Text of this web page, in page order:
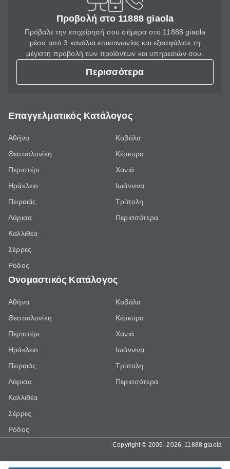
Προβολή στο 11888 giaola
Πρόβαλε την επιχείρησή σου σήμερα στο 11888 giaola
μέσα από 3 κανάλια επικοινωνίας και εξασφάλισε τη
μέγιστη προβολή των προϊόντων και υπηρεσιών σου.
Περισσότερα
Επαγγελματικός Κατάλογος
Αθήνα
Θεσσαλονίκη
Περιστέρι
Ηράκλειο
Πειραιάς
Λάρισα
Καλλιθέα
Σέρρες
Ρόδος
Καβάλα
Κέρκυρα
Χανιά
Ιωάννινα
Τρίπολη
Περισσότερα
Ονομαστικός Κατάλογος
Αθήνα
Θεσσαλονίκη
Περιστέρι
Ηράκλειο
Πειραιάς
Λάρισα
Καλλιθέα
Σέρρες
Ρόδος
Καβάλα
Κέρκυρα
Χανιά
Ιωάννινα
Τρίπολη
Περισσότερα
Copyright © 2009–2026, 11888 giaola